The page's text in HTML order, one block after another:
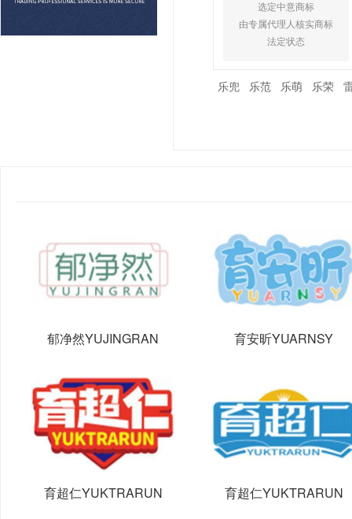
选定中意商标
由专属代理人核实商标
法定状态
乐兜 乐范 乐萌 乐荣
郁净然YUJINGRAN 育安昕YUARNSY
育超仁YUKTRARUN 育超仁YUKTRARUN